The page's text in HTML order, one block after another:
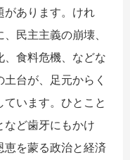
あります。けれ
民主主義の崩壊、
、食料危機、などな
台が、足元からく
います。ひとこと
など歯牙にもかけ
を蒙る政治と経済